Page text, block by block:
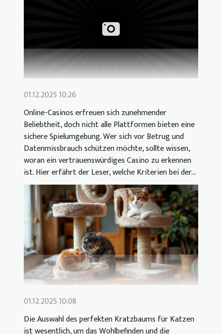
01.12.2025 10:26
Online-Casinos erfreuen sich zunehmender
Beliebtheit, doch nicht alle Plattformen bieten eine
sichere Spielumgebung. Wer sich vor Betrug und
Datenmissbrauch schützen möchte, sollte wissen,
woran ein vertrauenswürdiges Casino zu erkennen
ist. Hier erfährt der Leser, welche Kriterien bei der...
01.12.2025 10:08
Die Auswahl des perfekten Kratzbaums für Katzen
ist wesentlich, um das Wohlbefinden und die